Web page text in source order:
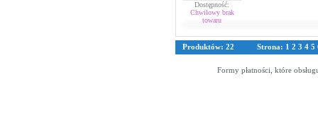
Dostępność:
Chwilowy brak
towaru
Produktów: 22 Strona: 1 2 3 4 5
Formy płatności, które